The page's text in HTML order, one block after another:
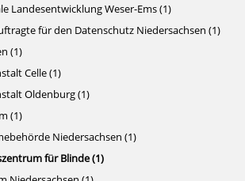
Landesentwicklung Weser-Ems (1)
für den Datenschutz Niedersachsen (1)
(1)
Celle (1)
Oldenburg (1)
(1)
Niedersachsen (1)
für Blinde (1)